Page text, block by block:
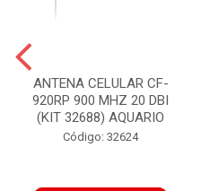
ANTENA CELULAR CF-
920RP 900 MHZ 20 DBI
(KIT 32688) AQUARIO
Código: 32624